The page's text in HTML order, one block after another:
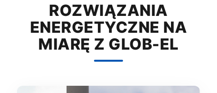
ROZWIĄZANIA
ENERGETYCZNE NA
MIARĘ Z GLOB-EL